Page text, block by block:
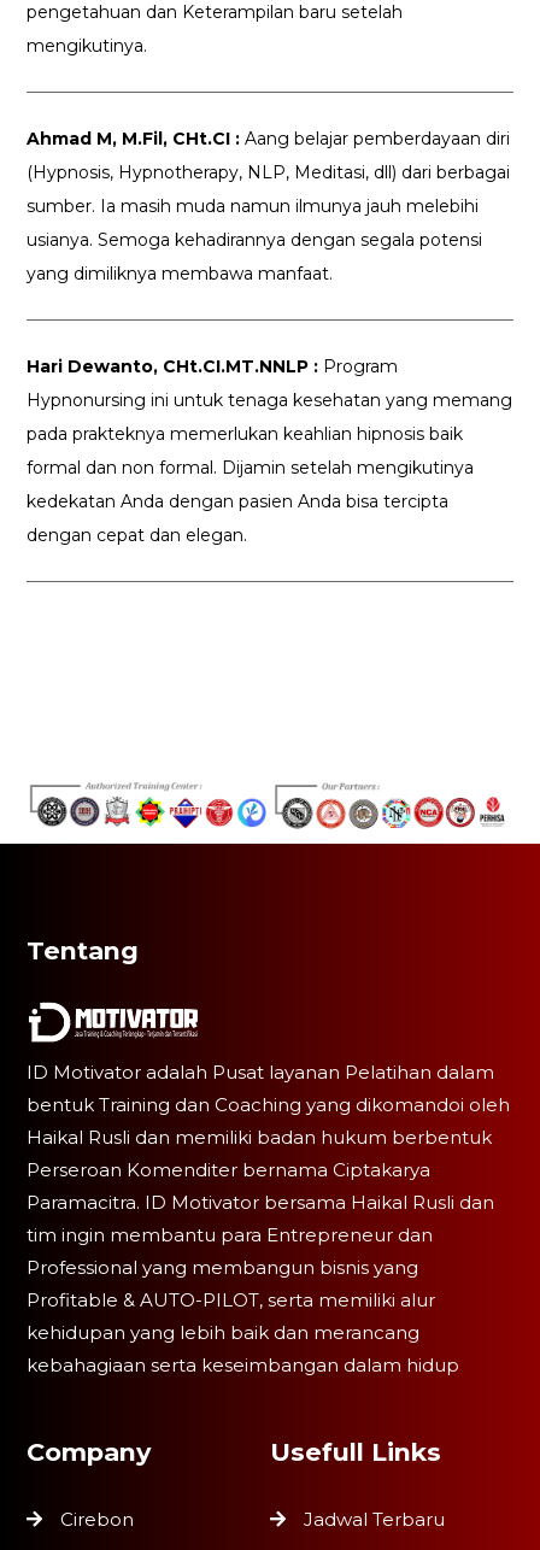
pengetahuan dan Keterampilan baru setelah
mengikutinya.
Ahmad M, M.Fil, CHt.CI : Aang belajar pemberdayaan diri
(Hypnosis, Hypnotherapy, NLP, Meditasi, dll) dari berbagai
sumber. Ia masih muda namun ilmunya jauh melebihi
usianya. Semoga kehadirannya dengan segala potensi
yang dimiliknya membawa manfaat.
Hari Dewanto, CHt.CI.MT.NNLP : Program
Hypnonursing ini untuk tenaga kesehatan yang memang
pada prakteknya memerlukan keahlian hipnosis baik
formal dan non formal. Dijamin setelah mengikutinya
kedekatan Anda dengan pasien Anda bisa tercipta
dengan cepat dan elegan.
Tentang
ID Motivator adalah Pusat layanan Pelatihan dalam
bentuk Training dan Coaching yang dikomandoi oleh
Haikal Rusli dan memiliki badan hukum berbentuk
Perseroan Komenditer bernama Ciptakarya
Paramacitra. ID Motivator bersama Haikal Rusli dan
tim ingin membantu para Entrepreneur dan
Professional yang membangun bisnis yang
Profitable & AUTO-PILOT, serta memiliki alur
kehidupan yang lebih baik dan merancang
kebahagiaan serta keseimbangan dalam hidup
Company
Cirebon
Usefull Links
Jadwal Terbaru